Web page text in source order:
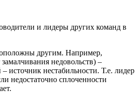
и лидеры других команд в
другим. Например,
недовольств) –
– источник нестабильности. Т.е. лидер
недостаточно сплоченности